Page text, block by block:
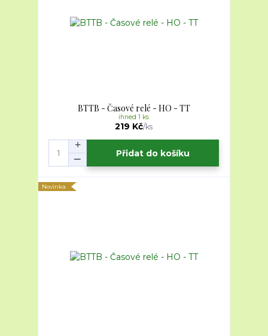
BTTB - Časové relé - HO - TT
219 Kč/ks
ihned 1 ks
Přidat do košíku
Novinka